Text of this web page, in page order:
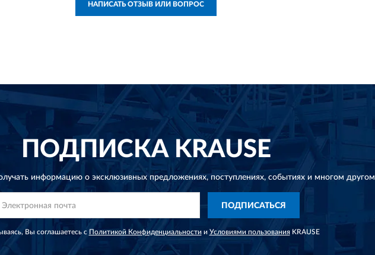
НАПИСАТЬ ОТЗЫВ ИЛИ ВОПРОС
ПОДПИСКАKRAUSE
информацию о эксклюзивных предложениях,поступлениях, событиях и многом другом
ПОДПИСАТЬСЯ
Вы соглашаетесь с Политикой Конфиденциальности и Условиями пользованияKRAUSE